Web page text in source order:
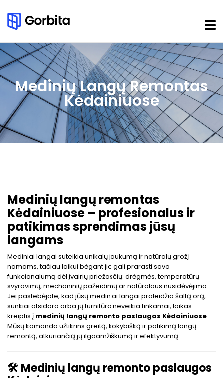
Medinių Langų Remontas
Kėdainiuose
Medinių langų remontas
Kėdainiuose – profesionalus ir
patikimas sprendimas jūsų
langams
Mediniai langai suteikia unikalų jaukumą ir natūralų grožį
namams, tačiau laikui bėgant jie gali prarasti savo
funkcionalumą dėl įvairių priežasčių: drėgmės, temperatūrų
svyravimų, mechaninių pažeidimų ar natūralaus nusidėvėjimo.
Jei pastebėjote, kad jūsų mediniai langai praleidžia šaltą orą,
sunkiai atsidaro arba jų furnitūra neveikia tinkamai, laikas
kreiptis į medinių langų remonto paslaugas Kėdainiuose.
Mūsų komanda užtikrins greitą, kokybišką ir patikimą langų
remontą, atkuriančią jų ilgaamžiškumą ir efektyvumą.
🛠️ Medinių langų remonto paslaugos